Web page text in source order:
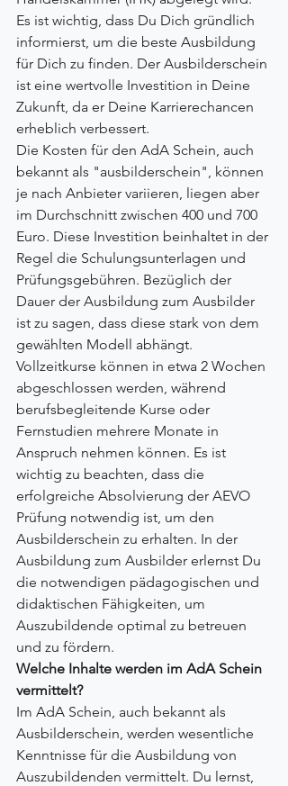
Es ist wichtig, dass Du Dich gründlich
informierst, um die beste Ausbildung
für Dich zu finden. Der Ausbilderschein
ist eine wertvolle Investition in Deine
Zukunft, da er Deine Karrierechancen
erheblich verbessert.
Die Kosten für den AdA Schein, auch
bekannt als "ausbilderschein", können
je nach Anbieter variieren, liegen aber
im Durchschnitt zwischen 400 und 700
Euro. Diese Investition beinhaltet in der
Regel die Schulungsunterlagen und
Prüfungsgebühren. Bezüglich der
Dauer der Ausbildung zum Ausbilder
ist zu sagen, dass diese stark von dem
gewählten Modell abhängt.
Vollzeitkurse können in etwa 2 Wochen
abgeschlossen werden, während
berufsbegleitende Kurse oder
Fernstudien mehrere Monate in
Anspruch nehmen können. Es ist
wichtig zu beachten, dass die
erfolgreiche Absolvierung der AEVO
Prüfung notwendig ist, um den
Ausbilderschein zu erhalten. In der
Ausbildung zum Ausbilder erlernst Du
die notwendigen pädagogischen und
didaktischen Fähigkeiten, um
Auszubildende optimal zu betreuen
und zu fördern.
Welche Inhalte werden im AdA Schein
vermittelt?
Im AdA Schein, auch bekannt als
Ausbilderschein, werden wesentliche
Kenntnisse für die Ausbildung von
Auszubildenden vermittelt. Du lernst,